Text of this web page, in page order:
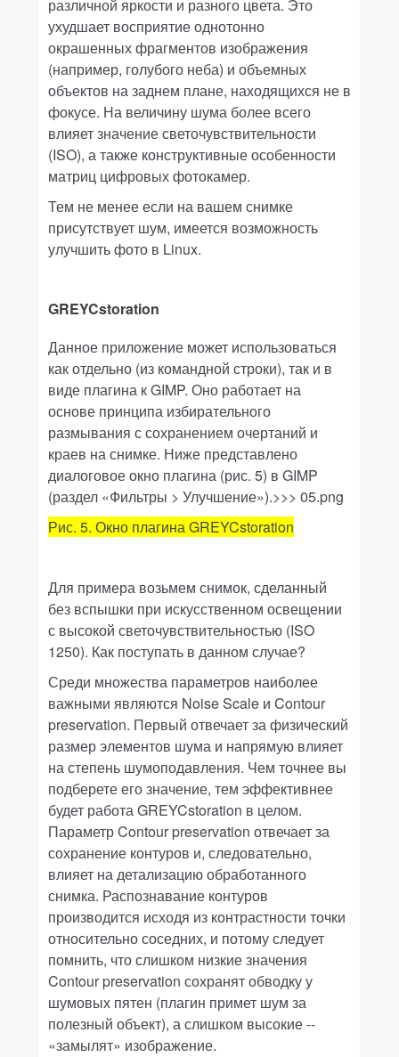
различной яркости и разного цвета. Это
ухудшает восприятие однотонно
окрашенных фрагментов изображения
(например, голубого неба) и объемных
объектов на заднем плане, находящихся не в
фокусе. На величину шума более всего
влияет значение светочувствительности
(ISO), а также конструктивные особенности
матриц цифровых фотокамер.
Тем не менее если на вашем снимке
присутствует шум, имеется возможность
улучшить фото в Linux.
GREYCstoration
Данное приложение может использоваться
как отдельно (из командной строки), так и в
виде плагина кGIMP. Оно работает на
основе принципа избирательного
размывания с сохранением очертаний и
краев на снимке. Ниже представлено
диалоговое окно плагина (рис. 5) в GIMP
(раздел «Фильтры > Улучшение»).>>> 05.png
Рис. 5. Окно плагинаGREYCstoration
Для примера возьмем снимок, сделанный
без вспышки при искусственном освещении
с высокой светочувствительностью (ISO
1250). Как поступать в данном случае?
Среди множества параметров наиболее
важными являются Noise Scale и Contour
preservation. Первый отвечает за физический
размер элементов шума и напрямую влияет
на степень шумоподавления. Чем точнее вы
подберете его значение, тем эффективнее
будет работаGREYCstoration в целом.
ПараметрContour preservation отвечает за
сохранение контуров и, следовательно,
влияет на детализацию обработанного
снимка. Распознавание контуров
производится исходя из контрастности точки
относительно соседних, и потому следует
помнить, что слишком низкие значения
Contour preservation сохранят обводку у
шумовых пятен (плагин примет шум за
полезный объект), а слишком высокие --
«замылят» изображение.